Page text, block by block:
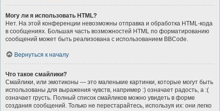
Могу ли я использовать HTML?
Нет. На этой конференции невозможны отправка и обработка HTML-кода
в сообщениях. Большая часть возможностей HTML по форматированию
сообщений может быть реализована с использованием BBCode.
Вернуться к началу
Что такое смайлики?
Смайлики, или эмотиконы — это маленькие картинки, которые могут быть
использованы для выражения чувств, например :) означает радость, а :(
означает грусть. Полный список смайликов можно увидеть в форме
создания сообщений. Только не перестарайтесь, используя их: они легко